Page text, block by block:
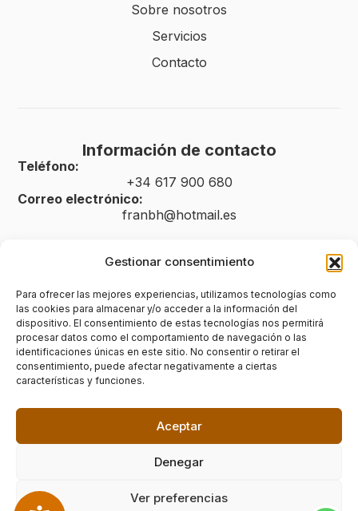
Gestionar consentimiento
Para ofrecer las mejores experiencias, utilizamos tecnologías como
las cookies para almacenar y/o acceder a la información del
dispositivo. El consentimiento de estas tecnologías nos permitirá
procesar datos como el comportamiento de navegación o las
identificaciones únicas en este sitio. No consentir o retirar el
consentimiento, puede afectar negativamente a ciertas
características y funciones.
Aceptar
Denegar
Ver preferencias
Sobre nosotros
Servicios
Contacto
Información de contacto
Teléfono:
+34 617 900 680
Correo electrónico:
franbh@hotmail.es
Legal
Aviso legal
Política de privacidad
Política de cookies (UE)